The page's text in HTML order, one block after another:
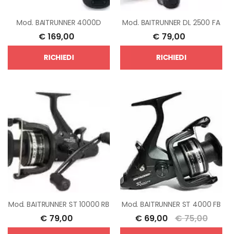
Mod. BAITRUNNER 4000D
€ 169,00
RICHIEDI
Mod. BAITRUNNER DL 2500 FA
€ 79,00
RICHIEDI
Mod.BAITRUNNER ST 10000 RB
€ 79,00
Mod.BAITRUNNER ST 4000 FB
€ 69,00 €75,00